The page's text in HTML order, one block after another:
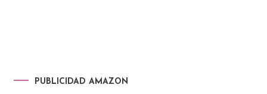
PUBLICIDAD AMAZON